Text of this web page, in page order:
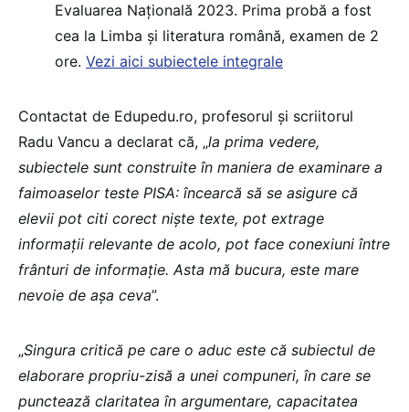
Evaluarea Națională 2023. Prima probă a fost
cea la Limba și literatura română, examen de 2
ore. Vezi aici subiectele integrale
Contactat de Edupedu.ro, profesorul și scriitorul
Radu Vancu a declarat că, „la prima vedere,
subiectele sunt construite în maniera de examinare a
faimoaselor teste PISA: încearcă să se asigure că
elevii pot citi corect niște texte, pot extrage
informații relevante de acolo, pot face conexiuni între
frânturi de informație. Asta mă bucura, este mare
nevoie de așa ceva”.
„Singura critică pe care o aduc este că subiectul de
elaborare propriu-zisă a unei compuneri, în care se
punctează claritatea în argumentare, capacitatea